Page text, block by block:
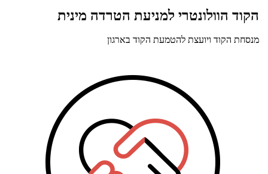
הקוד הוולונטרי למניעת הטרדה מינית
מנסחת הקוד ויועצת להטמעת הקוד בארגון